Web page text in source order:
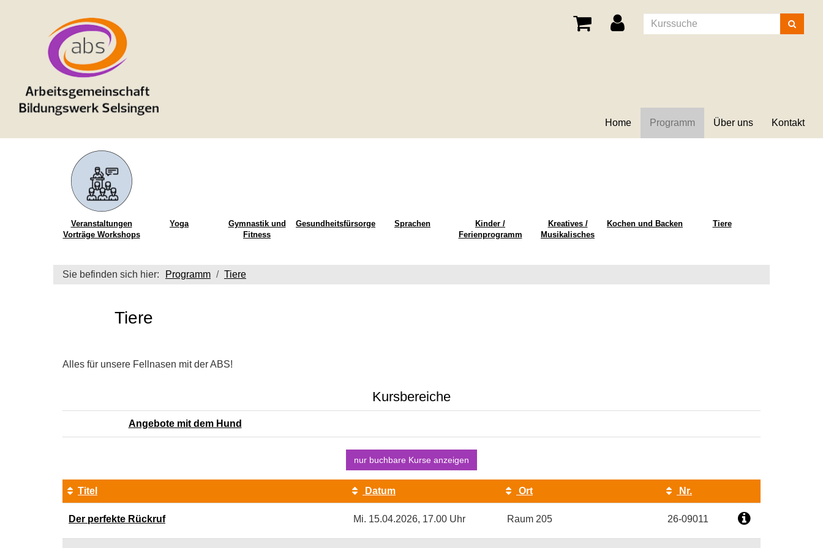
Kurse
suchen
Home Programm Über uns Kontakt
Veranstaltungen
Vorträge Workshops
Yoga
Gymnastik und
Fitness
Gesundheitsfürsorge Sprachen
Kinder /
Ferienprogramm
Kreatives /
Musikalisches
Kochen und Backen Tiere
Sie befinden sich hier: Programm Tiere
Tiere
Alles für unsere Fellnasen mit der ABS!
Kursbereiche
Angebote mit dem Hund
nur buchbare Kurse anzeigen
Tabellenüberschriften
Titel Datum Ort
Nr.
Kursstatus
Der perfekte Rückruf
Mi. 15.04.2026, 17.00 Uhr Raum 205 26-09011